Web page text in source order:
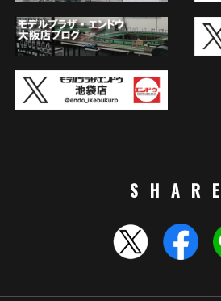
SHARE